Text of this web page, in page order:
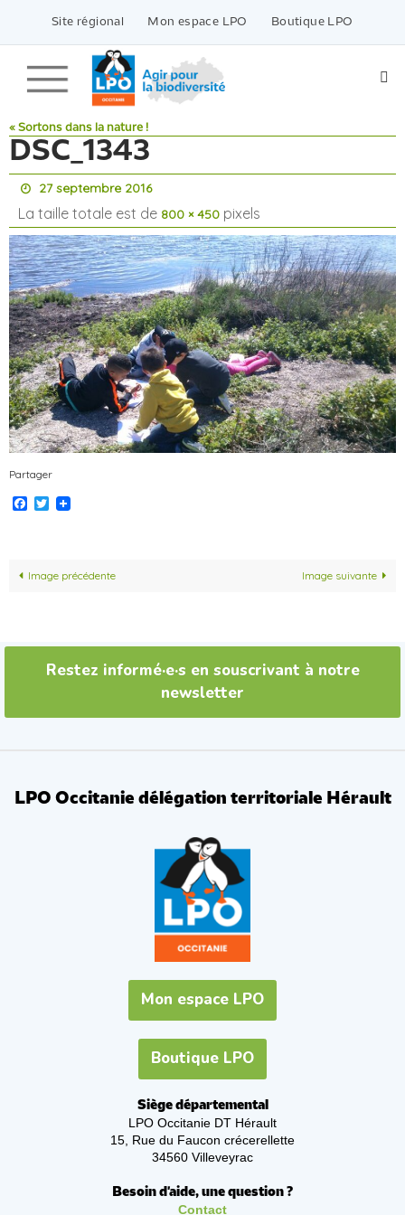
contenu
Site régional Mon espace LPO Boutique LPO
« Sortons dans la nature !
DSC_1343
27 septembre 2016
La taille totale est de 800 × 450 pixels
Partager
Facebook
Twitter
Image précédente Image suivante
Restez informé·e·s en souscrivant à notre
newsletter
LPO Occitanie délégation territoriale Hérault
Mon espace LPO
Boutique LPO
Siège départemental
LPO Occitanie DT Hérault
15, Rue du Faucon crécerellette
34560 Villeveyrac
Besoin d'aide, une question ?
Contact